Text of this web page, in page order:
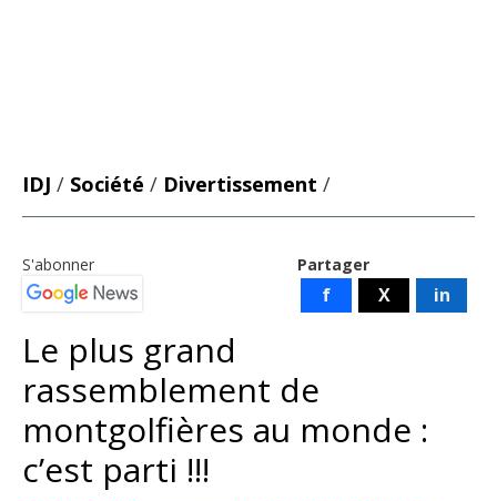
IDJ / Société / Divertissement /
Partager
f X in
S'abonner
Le plus grand
rassemblement de
montgolfières au monde :
c’est parti !!!